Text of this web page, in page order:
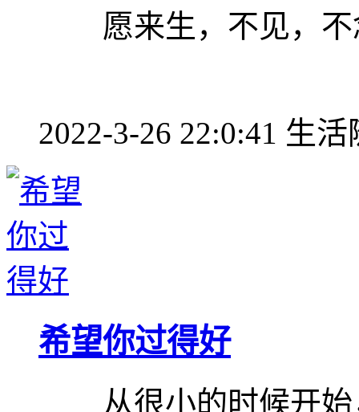
愿来生，不见，不
2022-3-26 22:0:41 生活
希望你过得好
从很小的时候开始